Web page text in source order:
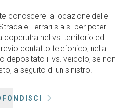
conoscere la locazione delle
Ferrari s.a.s. per poter
coperutra nel vs. territorio ed
contatto telefonico, nella
depositato il vs. veicolo, se non
a seguito di un sinistro.